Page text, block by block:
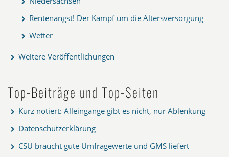
Rentenangst! Der Kampf um die Altersversorgung
Wetter
Weitere Veröffentlichungen
Top-Beiträge und Top-Seiten
Kurz notiert: Alleingänge gibt es nicht, nur Ablenkung
Datenschutzerklärung
CSU braucht gute Umfragewerte und GMS liefert